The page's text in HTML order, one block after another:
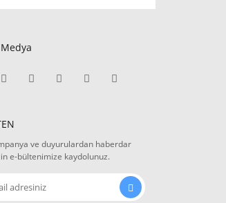
ve duyurulardan haberdar
e-bültenimize kaydolunuz.